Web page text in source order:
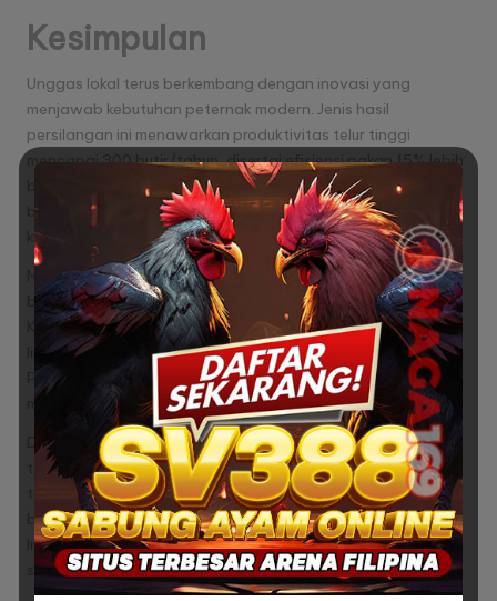
Kesimpulan
Unggas lokal terus berkembang dengan inovasi yang
menjawab kebutuhan peternak modern. Jenis hasil
persilangan ini menawarkan produktivitas telur tinggi
mencapai 300 butir/tahun, disertai efisiensi pakan 15% lebih
baik daripada ras tradisional. Data lapangan membuktikan
bahwa
solusi praktisini mampu meningkatkan margin
keuntungan hingga 20% per siklus produksi.
Meski memerlukan modal awal lebih besar, investasi dalam
budidaya jenis unggul ini memberikan ROI lebih cepat.
Kombinasi daya tahan terhadap penyakit dan adaptasi
lingkungan yang baik menjadi nilai tambah kompetitif.
Peternak bisa memanfaatkan keunggulan ini untuk
membangun usaha berkelanjutan.
Dengan manajemen kandang tepat dan program vaksinasi
teratur, potensi ekonomi bisa dimaksimalkan. Pasar produk
turunan seperti telur berkualitas premium juga terus
berkembang, membuka peluang baru di sektor agribisnis.
Inovasi ternak ini layak dipertimbangkan sebagai pilihan
strategis untuk skala rumahan maupun komersial.